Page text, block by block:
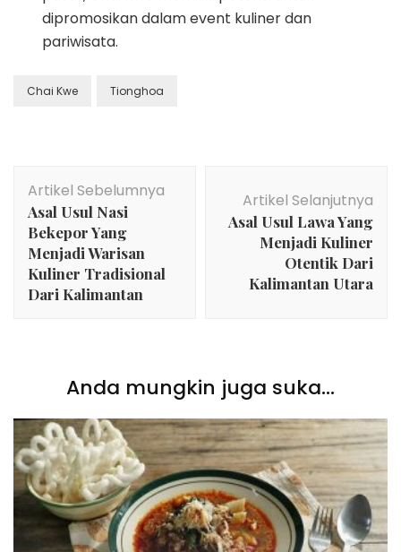
dipromosikan dalam event kuliner dan
pariwisata.
Chai Kwe Tionghoa
Artikel
Artikel Sebelumnya
Asal Usul Nasi
Bekepor Yang
Menjadi Warisan
Kuliner Tradisional
Dari Kalimantan
Artikel Selanjutnya
Asal Usul Lawa Yang
Menjadi Kuliner
Otentik Dari
Kalimantan Utara
Anda mungkin juga suka...